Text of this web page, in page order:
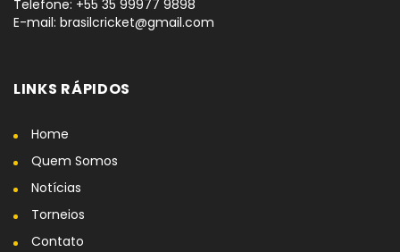
Telefone: +55 35 99977 9898
E-mail: brasilcricket@gmail.com
LINKS RÁPIDOS
Home
Quem Somos
Notícias
Torneios
Contato